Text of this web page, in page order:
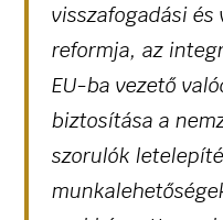
visszafogadási és
reformja, az
EU-ba vezető
biztosítása a
szorulók